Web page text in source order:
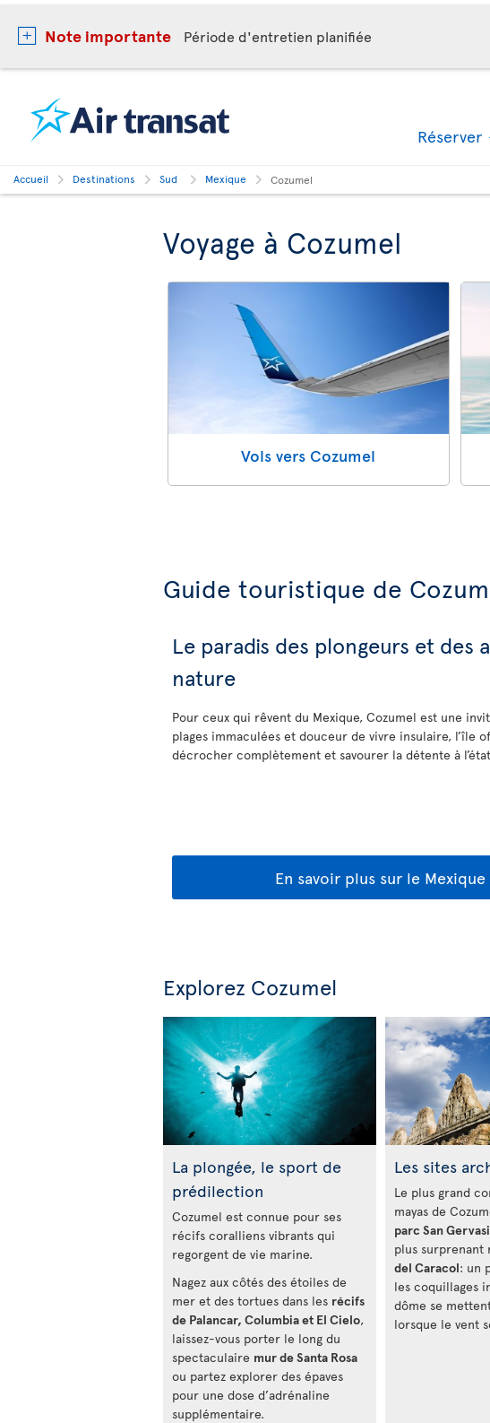
Note importante Période d'entretien planifiée
Réserver
Accueil Destinations Sud Mexique Cozumel
Voyage à Cozumel
Vols vers Cozumel
Guide touristique de
Le paradis des plongeurs et des
nature
Pour ceux qui rêvent du Mexique, Cozumel est une
plages immaculées et douceur de vivre insulaire, l’île
décrocher complètement et savourer la détente à
En savoir plus sur le Mexique
Explorez Cozumel
La plongée, le sport de
prédilection
Cozumel est connue pour ses
récifs coralliens vibrants qui
regorgent de vie marine.
Nagez aux côtés des étoiles de
mer et des tortues dans les récifs
de Palancar, Columbia et El Cielo,
laissez-vous porter le long du
spectaculaire mur de Santa Rosa
ou partez explorer des épaves
pour une dose d’adrénaline
supplémentaire.
Les sites
Le plus grand
mayas de
parc San
plus surprenant
del Caracol: un
les coquillages
dôme se
lorsque le vent